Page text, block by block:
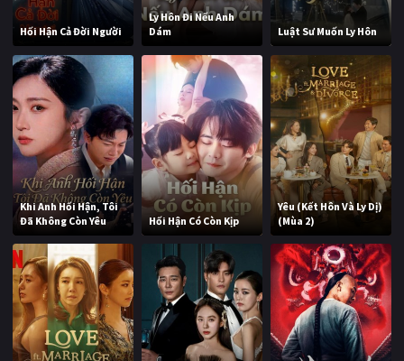
Hối Hận Cả Đời Người
Ly Hôn Đi Nếu Anh
Dám
Luật Sư Muốn Ly Hôn
Khi Anh Hối Hận, Tôi
Đã Không Còn Yêu
Hối Hận Có Còn Kịp
Yêu (Kết Hôn Và Ly Dị)
(Mùa 2)